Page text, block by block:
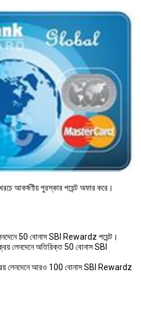
আকর্ষণীয় পুরস্কার পয়েন্ট অফার করে।
50 বোনাস SBI Rewardz পয়েন্ট।
লেনদেনে অতিরিক্ত 50 বোনাস SBI
লেনদেনে আরও 100 বোনাস SBI Rewardz